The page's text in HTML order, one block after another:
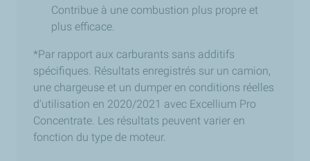
Contribue à une combustion plus propre et
plus efficace.
*Par rapport aux carburants sans additifs
spécifiques. Résultats enregistrés sur un camion,
une chargeuse et un dumper en conditions réelles
d'utilisation en 2020/2021 avec Excellium Pro
Concentrate. Les résultats peuvent varier en
fonction du type de moteur.